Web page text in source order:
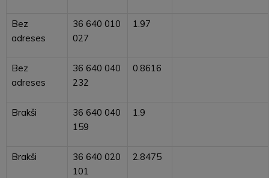
Bez
adreses
36 640 010
027
1.97
Bez
adreses
36 640 040
232
0.8616
Brakši
36 640 040
159
1.9
Brakši
36 640 020
101
2.8475